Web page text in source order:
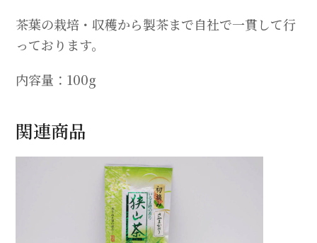
茶葉の栽培・収穫から製茶まで自社で一貫して行
っております。
内容量：100g
関連商品